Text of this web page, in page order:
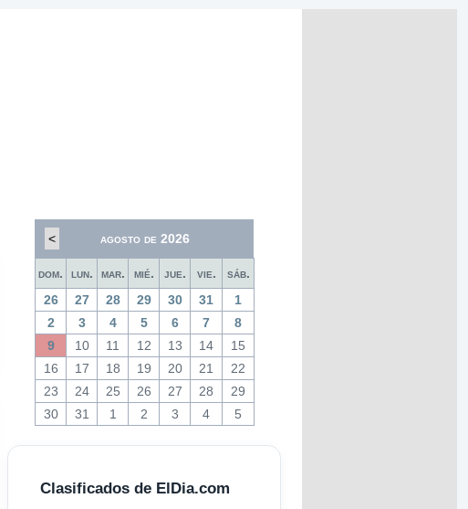
< agosto de 2026
dom. lun. mar. mié. jue. vie.
sáb.
26
27 28 29 30 31
1
2
3 4 5 6 7
8
9
10 11 12 13 14
15
16
17 18 19 20 21
22
23
24 25 26 27 28
29
30
31 1 2 3 4 5
Clasificados de ElDia.com